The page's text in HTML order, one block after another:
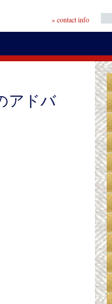
» contact info
アドバ